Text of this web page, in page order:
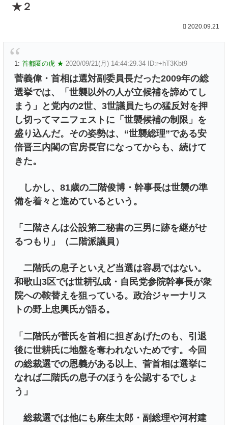
★２
2020.09.21
1: 首都圏の虎 ★ 2020/09/21(月) 14:44:29.34 ID:r+hT3Kbt9
菅義偉・首相は選対副委員長だった2009年の総
選挙では、「世襲以外の人が立候補を諦めてし
まう」と党内の2世、3世議員たちの猛反対を押
し切ってマニフェストに「世襲候補の制限」を
盛り込んだ。その姿勢は、“世襲総理”である安
倍晋三内閣の官房長官になってからも、続けて
きた。
しかし、81歳の二階俊博・幹事長は世襲の準
備を着々と進めているという。
「二階さんは公設第二秘書の三男に跡を継がせ
るつもり」（二階派議員）
二階氏の息子といえど当選は容易ではない。
和歌山3区では世耕弘成・自民党参院幹事長が衆
院への鞍替えを狙っている。政治ジャーナリス
トの野上忠興氏が語る。
「二階氏が菅氏を首相に担ぎあげたのも、引退
後に世耕氏に地盤を奪われないためです。今回
の総裁選での恩義がある以上、菅首相は選挙に
なれば二階氏の息子のほうを公認するでしょ
う」
総裁選では他にも麻生太郎・副総理や河村建